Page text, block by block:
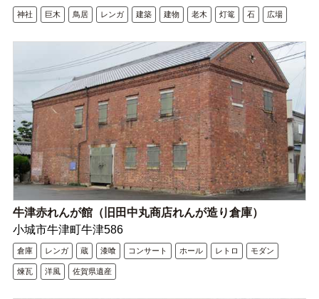
神社 巨木 鳥居 レンガ 建築 建物 老木 灯篭 石 広場
牛津赤れんが館（旧田中丸商店れんが造り倉庫）
小城市牛津町牛津586
倉庫 レンガ 蔵 漆喰 コンサート ホール レトロ モダン
煉瓦 洋風 佐賀県遺産